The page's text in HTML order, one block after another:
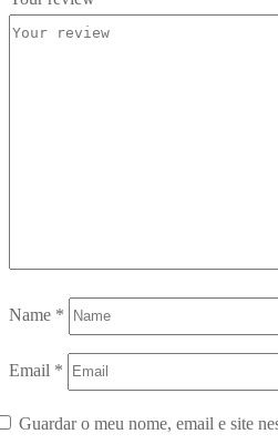
Name *
Email *
Guardar o meu nome, email e site